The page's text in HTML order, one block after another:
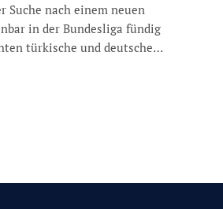
Suche nach einem neuen
in der Bundesliga fündig
türkische und deutsche…